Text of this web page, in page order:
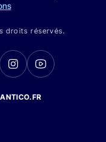
droits réservés.